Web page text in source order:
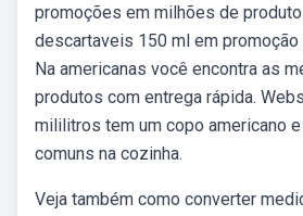
promoções em milhões de
descartaveis 150 ml em promoção
Na americanas você encontra as
produtos com entrega rápida.
mililitros tem um copo americano
comuns na cozinha.
Veja também como converter